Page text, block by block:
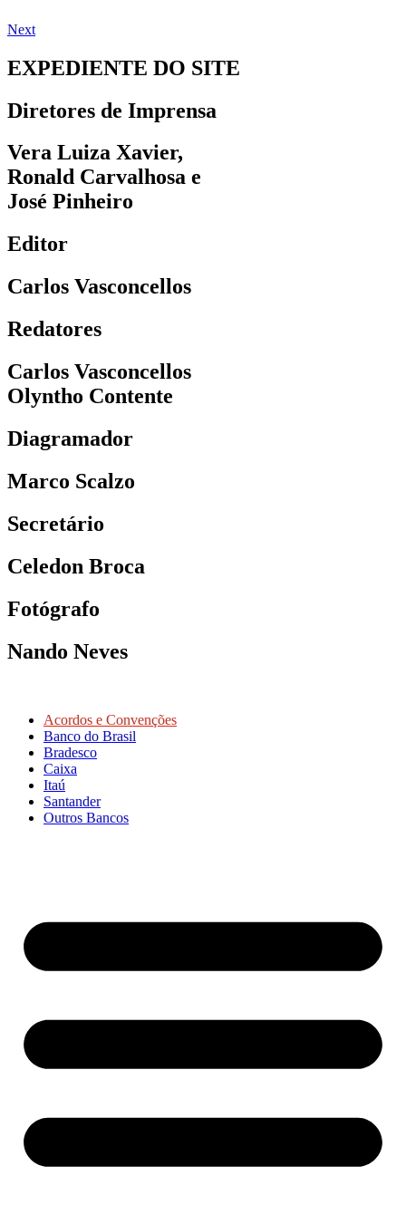
Next
EXPEDIENTE DO SITE
Diretores de Imprensa
Vera Luiza Xavier,
Ronald Carvalhosa e
José Pinheiro
Editor
Carlos Vasconcellos
Redatores
Carlos Vasconcellos
Olyntho Contente
Diagramador
Marco Scalzo
Secretário
Celedon Broca
Fotógrafo
Nando Neves
Acordos e Convenções
Banco do Brasil
Bradesco
Caixa
Itaú
Santander
Outros Bancos